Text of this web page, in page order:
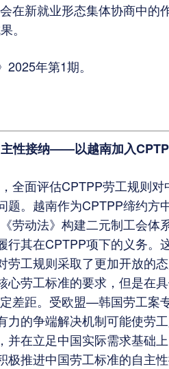
在新就业形态集体协商中的
。
年第1期。
性接纳——以越南加入
全面评估CPTPP劳工规则
。越南作为CPTPP缔约方
劳动法》构建二元制工会体
其在CPTPP项下的义务。
工规则采取了更加开放的
劳工标准的要求，但是在
差距。受欧盟—韩国劳工案
力的争端解决机制可能使劳
在立足中国实际需求基础
推进中国劳工标准的自主性